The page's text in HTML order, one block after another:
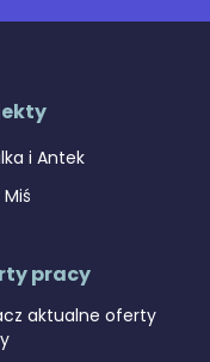
i Antek
Miś
pracy
aktualne oferty